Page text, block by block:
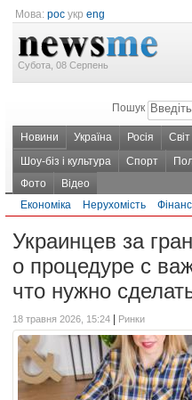
Мова: рос укр eng
Субота, 08 Серпень
Пошук
Новини Україна Росія Світ
Шоу-біз і культура
Спорт
Фото
Відео
Економіка
Нерухомість
Украинцев за
о процедуре с
что нужно
18 травня 2026, 15:24 Ринки